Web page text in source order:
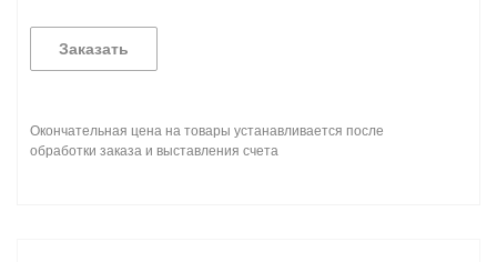
Заказать
Окончательная цена на товары устанавливается после
обработки заказа и выставления счета